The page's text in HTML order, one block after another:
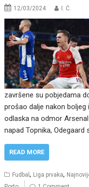
12/03/2024 I. Ć.
završene su pobjedama
prošao dalje nakon boljeg
odlaska na odmor
napad Topnika,
READ MORE
Fudbal, Liga prvaka,